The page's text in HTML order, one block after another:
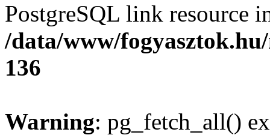
PostgreSQL link resource
/data/www/
136
Warning: pg_fetch_all()